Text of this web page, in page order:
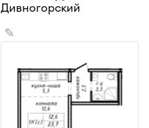
Дивногорский
✎